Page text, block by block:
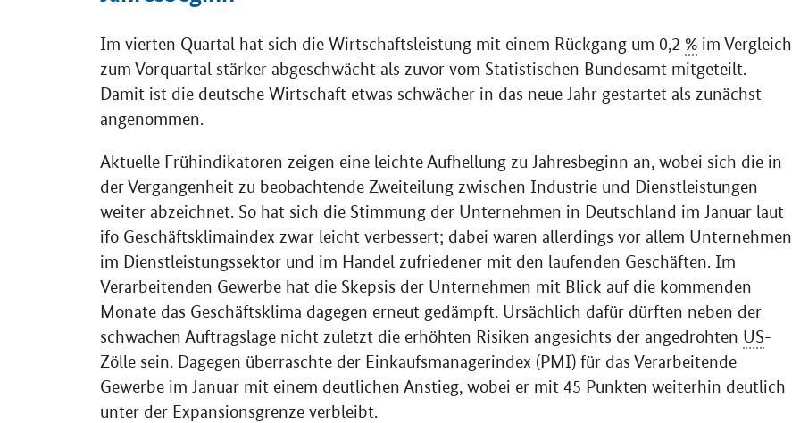
Im vierten Quartal hat sich die Wirtschaftsleistung mit einem Rückgang um 0,2 % im Vergleich
zum Vorquartal stärker abgeschwächt als zuvor vom Statistischen Bundesamt mitgeteilt.
Damit ist die deutsche Wirtschaft etwas schwächer in das neue Jahr gestartet als zunächst
angenommen.
Aktuelle Frühindikatoren zeigen eine leichte Aufhellung zu Jahresbeginn an, wobei sich die in
der Vergangenheit zu beobachtende Zweiteilung zwischen Industrie und Dienstleistungen
weiter abzeichnet. So hat sich die Stimmung der Unternehmen in Deutschland im Januar laut
ifo Geschäftsklimaindex zwar leicht verbessert; dabei waren allerdings vor allem Unternehmen
im Dienstleistungssektor und im Handel zufriedener mit den laufenden Geschäften. Im
Verarbeitenden Gewerbe hat die Skepsis der Unternehmen mit Blick auf die kommenden
Monate das Geschäftsklima dagegen erneut gedämpft. Ursächlich dafür dürften neben der
schwachen Auftragslage nicht zuletzt die erhöhten Risiken angesichts der angedrohten US-
Zölle sein. Dagegen überraschte der Einkaufsmanagerindex (PMI) für das Verarbeitende
Gewerbe im Januar mit einem deutlichen Anstieg, wobei er mit 45 Punkten weiterhin deutlich
unter der Expansionsgrenze verbleibt.